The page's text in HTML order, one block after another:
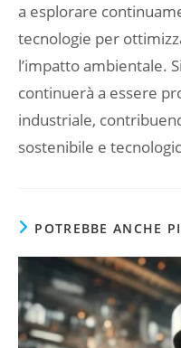
a esplorare
tecnologie per
l’impatto ambientale.
continuerà a essere
industriale,
sostenibile e
POTREBBE ANCHE